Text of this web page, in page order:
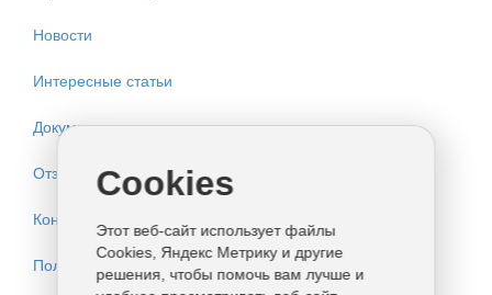
Новости
Интересные статьи
Документация
Отзывы
Контакты
Политика конфиденциальности
Cookies
Этот веб-сайт использует файлы
Cookies, Яндекс Метрику и другие
решения, чтобы помочь вам лучше и